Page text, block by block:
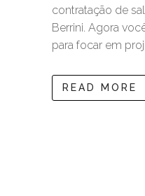
contratação de
Berrini. Agora
para focar em
READ MORE